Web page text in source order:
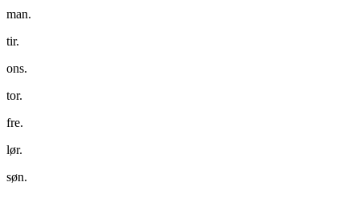
man.
tir.
ons.
tor.
fre.
lør.
søn.